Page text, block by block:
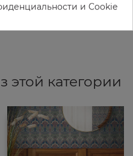
и техническими
этой категории
и Cookie